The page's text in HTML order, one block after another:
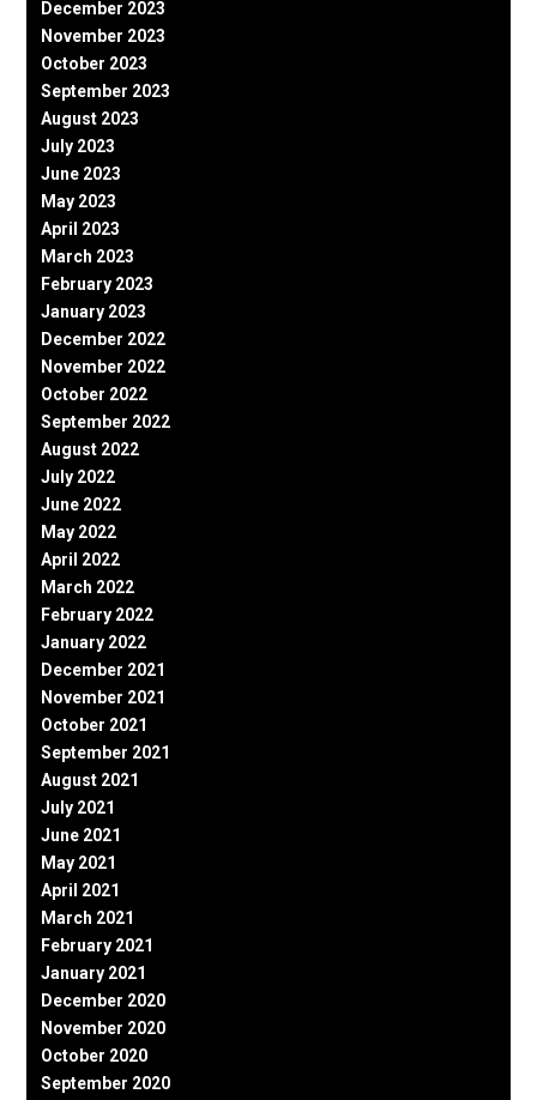
December 2023
November 2023
October 2023
September 2023
August 2023
July 2023
June 2023
May 2023
April 2023
March 2023
February 2023
January 2023
December 2022
November 2022
October 2022
September 2022
August 2022
July 2022
June 2022
May 2022
April 2022
March 2022
February 2022
January 2022
December 2021
November 2021
October 2021
September 2021
August 2021
July 2021
June 2021
May 2021
April 2021
March 2021
February 2021
January 2021
December 2020
November 2020
October 2020
September 2020